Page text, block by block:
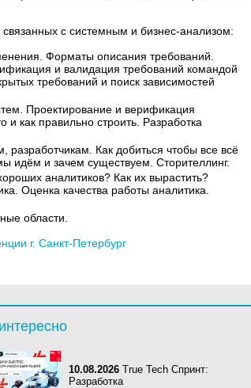
с системным и бизнес-анализом:
Форматы описания требований.
и валидация требований командой
требований и поиск зависимостей
Проектирование и верификация
и как правильно строить. Разработка
разработчикам. Как добиться чтобы все всё
идём и зачем существуем. Сторителлинг.
аналитиков? Как их вырастить?
Оценка качества работы аналитика.
области.
г. Санкт-Петербург
10.08.2026 True Tech Спринт:
Разработка